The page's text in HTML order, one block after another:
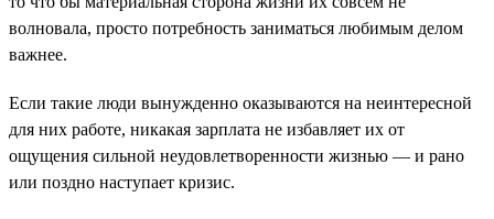
волновала, просто потребность заниматься любимым делом
важнее.
Если такие люди вынужденно оказываются на неинтересной
для них работе, никакая зарплата не избавляет их от
ощущения сильной неудовлетворенности жизнью — и рано
или поздно наступает кризис.